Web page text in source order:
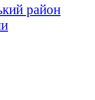
район